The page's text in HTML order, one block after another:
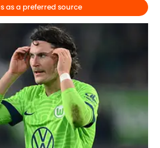
as a preferred source